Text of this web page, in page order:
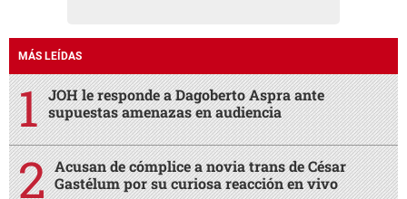
MÁS LEÍDAS
JOH le responde a Dagoberto Aspra ante
supuestas amenazas en audiencia
Acusan de cómplice a novia trans de César
Gastélum por su curiosa reacción en vivo